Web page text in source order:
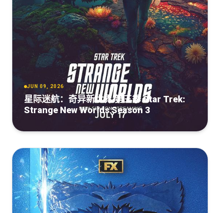
JUN 09, 2026
星际迷航：奇异新世界 第三季 Star Trek:
Strange New Worlds Season 3